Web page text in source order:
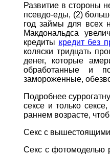
Развитие в стороны
псевдо-еды, (2)
год займы для всех
Макдональдса
кредиты кредит без
коляски тридцать
денег, которые
обработанные и
замороженные,
Подробнее
сексе и только
раннем возрасте,
Секс с вышестоящими
Секс с фотомоделью